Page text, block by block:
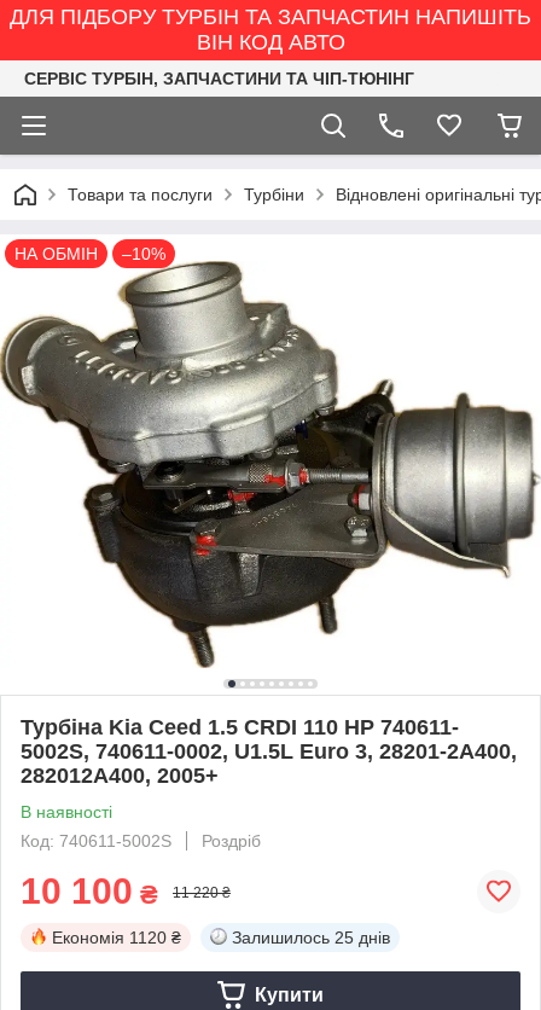
ДЛЯ ПІДБОРУ ТУРБІН ТА ЗАПЧАСТИН НАПИШІТЬ
ВІН КОД АВТО
СЕРВІС ТУРБІН, ЗАПЧАСТИНИ ТА ЧІП-ТЮНІНГ
Товари та послуги Турбіни Відновлені оригінальні
НА ОБМІН –10%
Турбіна Kia Ceed 1.5 CRDI 110 HP 740611-
5002S, 740611-0002, U1.5L Euro 3, 28201-2A400,
282012A400, 2005+
В наявності
Код: 740611-5002S
Роздріб
10 100 ₴ 11 220 ₴
Економія 1120 ₴ Залишилось 25 днів
Купити